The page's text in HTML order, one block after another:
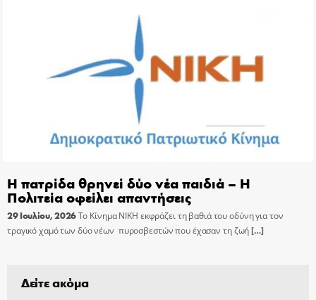
Η πατρίδα θρηνεί δύο νέα παιδιά – Η
Πολιτεία οφείλει απαντήσεις
29 Ιουλίου, 2026Το Κίνημα ΝΙΚΗ εκφράζει τη βαθιά του οδύνη για τον
τραγικό χαμό των δύο νέων πυροσβεστών που έχασαν τη ζωή[…]
Δείτε ακόμα